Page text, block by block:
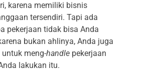
karena memiliki bisnis
tersendiri. Tapi ada
pekerjaan tidak bisa Anda
bukan ahlinya, Anda juga
meng-handle pekerjaan
lakukan itu.